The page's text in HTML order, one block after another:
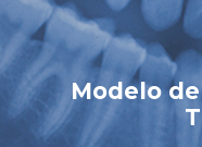
Modelo